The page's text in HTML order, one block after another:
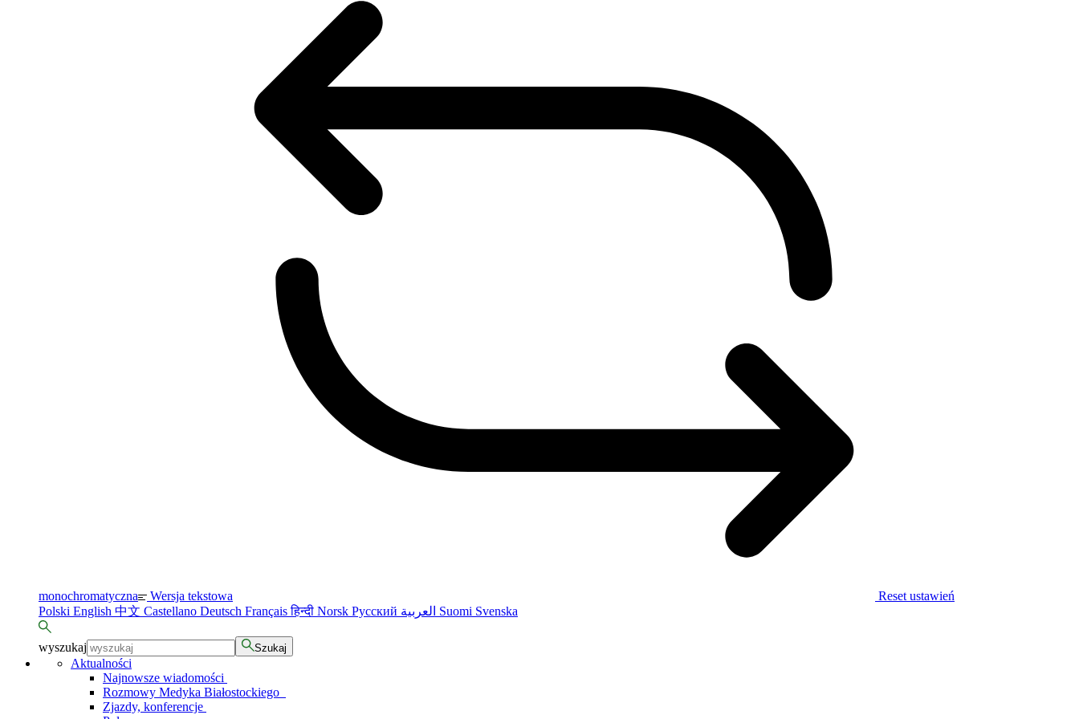
monochromatyczna Wersja tekstowa
Reset ustawień
Polski English 中文 Castellano Deutsch Françaisहिन्दी Norsk Русский Suomi Svenska
wyszukaj Szukaj
Aktualności
Najnowsze wiadomości
Rozmowy Medyka Białostockiego
Zjazdy, konferencje